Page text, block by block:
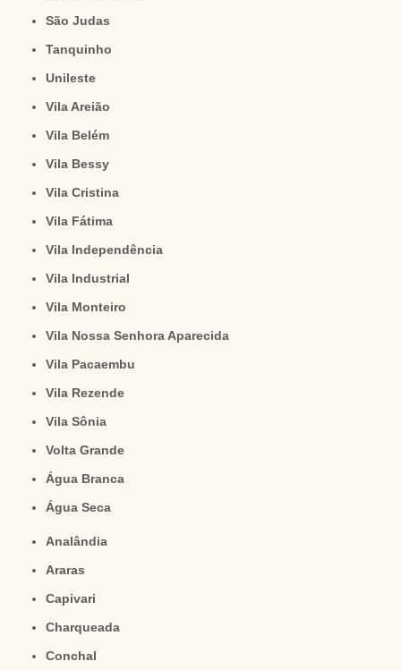
São Judas
Tanquinho
Unileste
Vila Areião
Vila Belém
Vila Bessy
Vila Cristina
Vila Fátima
Vila Independência
Vila Industrial
Vila Monteiro
Vila Nossa Senhora Aparecida
Vila Pacaembu
Vila Rezende
Vila Sônia
Volta Grande
Água Branca
Água Seca
Analândia
Araras
Capivari
Charqueada
Conchal